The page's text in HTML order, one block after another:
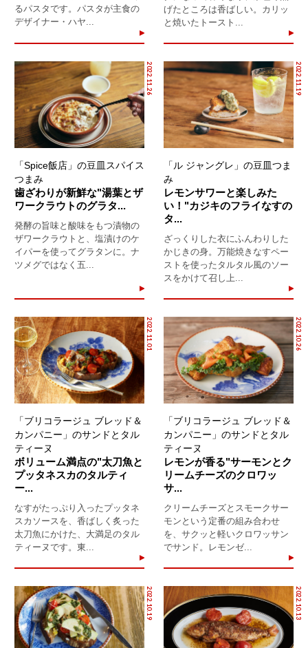
るパスタです。パスタが主食の
デザイナー・ハヤ...
げたところは香ばしい。カリッ
と焼いたトースト...
2022.11.26
「Spice飯店」の豆皿スパイス
つまみ
歯ざわりが新鮮な"湯葉とザ
ワークラウトのグラタ...
発酵の旨味と酸味をもつ漬物の
ザワークラウトと、塩漬けのケ
イパーを使ってグラタンに。ナ
ツメグではなく五...
2022.11.19
「ル ジャングレ」の豆皿つま
み
レモンサワーと楽しみた
い！"カジキのフライなすの
タ...
ざっくりした衣にふんわりした
かじきの身。万能焼きなすペー
ストを使ったタルタル風のソー
スをかけて召し上...
2022.11.01
「ブリコラージュ ブレッド＆
カンパニー」のサンドとタル
ティーヌ
ボリューム満点の"太刀魚と
プッタネスカのタルティ
ー...
なすがたっぷり入ったプッタネ
スカソースを、香ばしく炙った
太刀魚にかけた、大満足のタル
ティーヌです。東...
2022.10.26
「ブリコラージュ ブレッド＆
カンパニー」のサンドとタル
ティーヌ
レモンが香る"サーモンとク
リームチーズのクロワッ
サ...
クリームチーズとスモークサー
モンという定番の組み合わせ
を、サクッと軽いクロワッサン
でサンド。レモンゼ...
2022.10.19 2022.10.13